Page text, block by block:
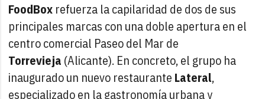
FoodBox refuerza la capilaridad de dos de sus
principales marcas con una doble apertura en el
centro comercial Paseo del Mar de
Torrevieja (Alicante). En concreto, el grupo ha
inaugurado un nuevo restaurante Lateral,
especializado en la gastronomía urbana y